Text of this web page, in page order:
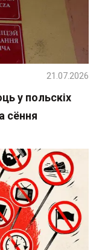
у польскіх
сёння
21.07.2026